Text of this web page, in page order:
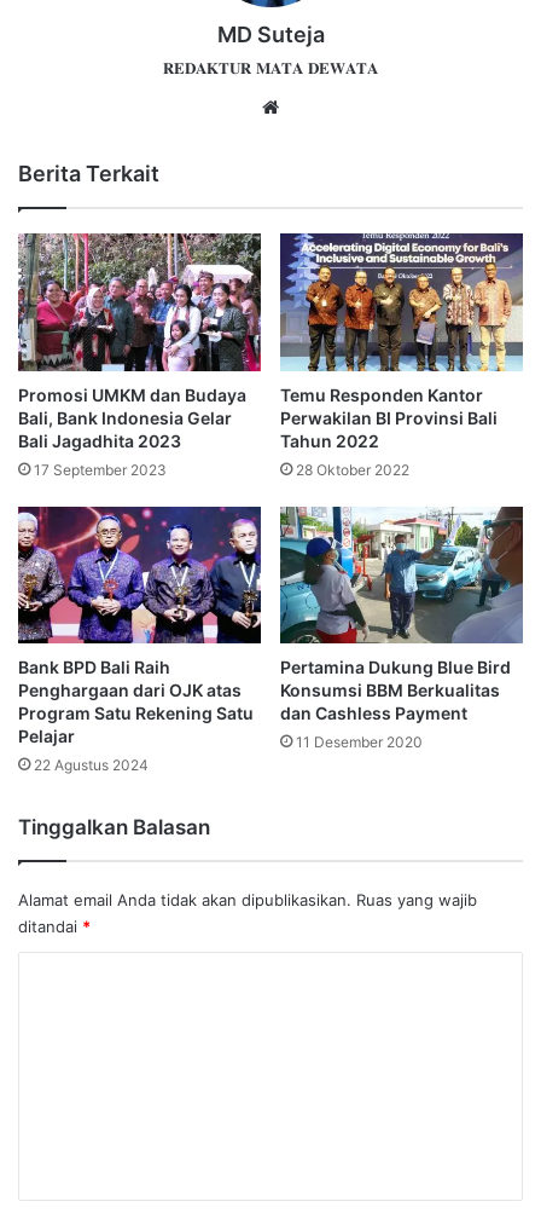
MD Suteja
𝐑𝐄𝐃𝐀𝐊𝐓𝐔𝐑 𝐌𝐀𝐓𝐀 𝐃𝐄𝐖𝐀𝐓𝐀
Berita Terkait
Promosi UMKM dan Budaya
Bali, Bank Indonesia Gelar
Bali Jagadhita 2023
17 September 2023
Temu Responden Kantor
Perwakilan BI Provinsi Bali
Tahun 2022
28 Oktober 2022
Bank BPD Bali Raih
Penghargaan dari OJK atas
Program Satu Rekening Satu
Pelajar
22 Agustus 2024
Pertamina Dukung Blue Bird
Konsumsi BBM Berkualitas
dan Cashless Payment
11 Desember 2020
Tinggalkan Balasan
Alamat email Anda tidak akan dipublikasikan. Ruas yang wajib
ditandai *